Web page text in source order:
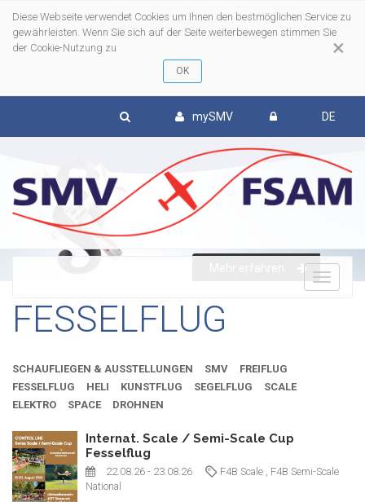
×
Diese Webseite verwendet Cookies um Ihnen den bestmöglichen Service zu
gewährleisten. Wenn Sie sich auf der Seite weiterbewegen stimmen Sie
der Cookie-Nutzung zu
mySMV DE
FESSELFLUG
SCHAUFLIEGEN & AUSSTELLUNGEN SMV
FREIFLUG
FESSELFLUG
HELI KUNSTFLUG SEGELFLUG
SCALE
ELEKTRO
SPACE DROHNEN
Internat. Scale / Semi-Scale Cup
Fesselflug
22.08.26 - 23.08.26 F4B Scale , F4B Semi-Scale
National